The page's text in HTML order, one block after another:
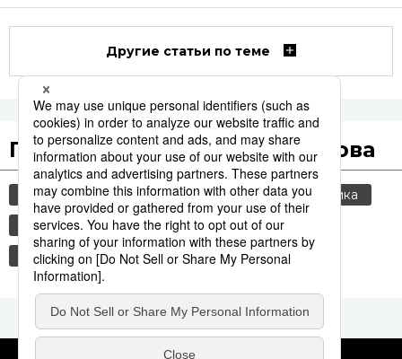
Другие статьи по теме
Популярные поисковые слова
общество культура jiji press
политика
история
туризм
технологии
еда и напитки
японская кухня жизнь